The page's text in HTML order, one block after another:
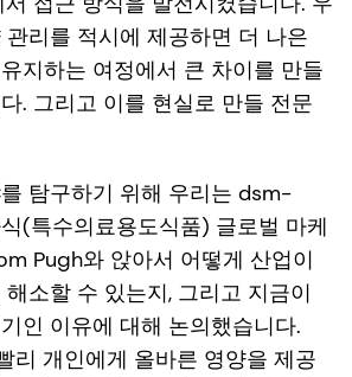
리를 적시에 제공하면 더 나은
지하는 여정에서 큰 차이를 만들
. 그리고 이를 현실로 만들 전문
탐구하기 위해 우리는 dsm-
(특수의료용도식품) 글로벌 마케
Pugh와 앉아서 어떻게 산업이
소할 수 있는지, 그리고 지금이
인 이유에 대해 논의했습니다.
리 개인에게 올바른 영양을 제공